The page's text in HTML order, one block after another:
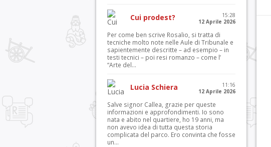
Cui prodest?
15:28
12 Aprile 2026
Per come ben scrive Rosalio, si tratta di
tecniche molto note nelle Aule di Tribunale e
sapientemente descritte – ad esempio – in
testi tecnici – poi resi romanzo – come l’
“Arte del...
Lucia Schiera
11:16
12 Aprile 2026
Salve signor Callea, grazie per queste
informazioni e approfondimenti. Io sono
nata e abito nel quartiere, ho 19 anni, ma
non avevo idea di tutta questa storia
complicata del parco. Ero convinta che fosse
un...